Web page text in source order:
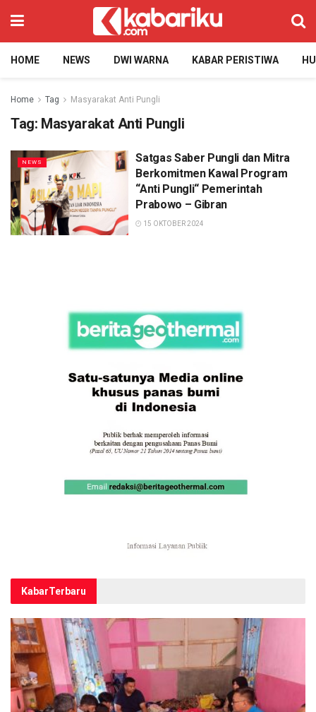
HOME NEWS DWI WARNA KABAR PERISTIWA
Home Tag Masyarakat Anti Pungli
Tag: Masyarakat Anti Pungli
NEWS
Satgas Saber Pungli dan Mitra
Berkomitmen Kawal Program
“Anti Pungli“ Pemerintah
Prabowo – Gibran
15 OKTOBER 2024
KabarTerbaru